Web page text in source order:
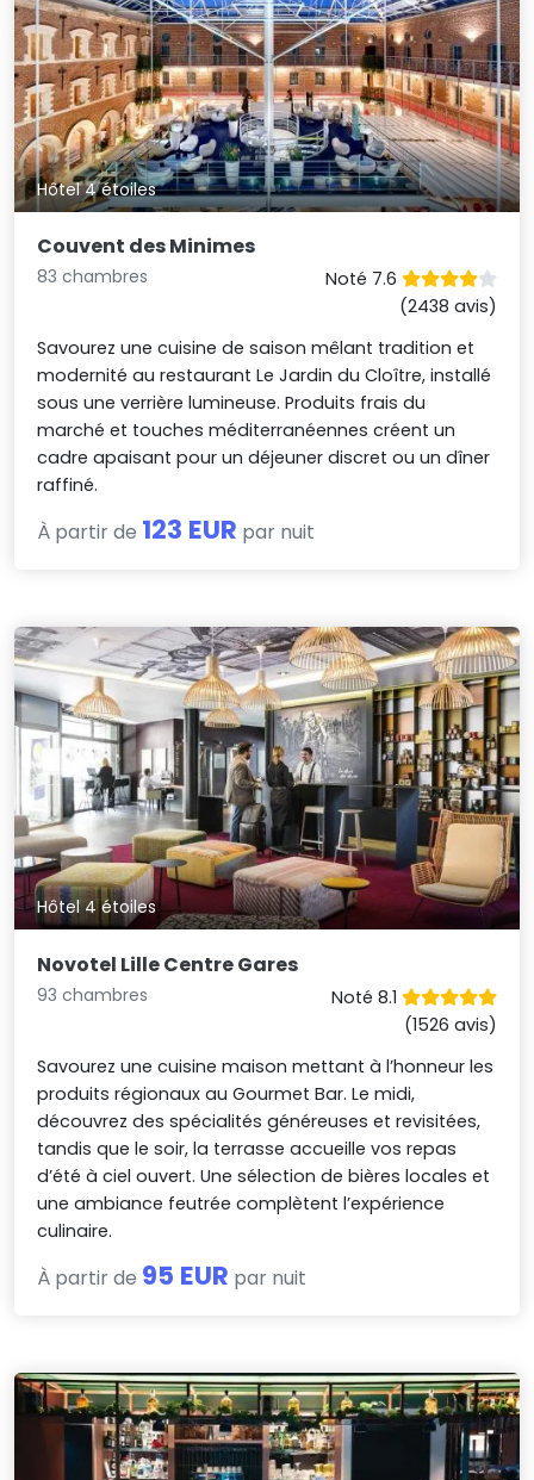
Hôtel 4 étoiles
Couvent des Minimes
83 chambres
Noté 7.6
(2438 avis)
Savourez une cuisine de saison mêlant tradition et
modernité au restaurant Le Jardin du Cloître, installé
sous une verrière lumineuse. Produits frais du
marché et touches méditerranéennes créent un
cadre apaisant pour un déjeuner discret ou un dîner
raffiné.
À partir de 123 EUR par nuit
Hôtel 4 étoiles
Novotel Lille Centre Gares
93 chambres
Noté 8.1
(1526 avis)
Savourez une cuisine maison mettant à l’honneur les
produits régionaux au Gourmet Bar. Le midi,
découvrez des spécialités généreuses et revisitées,
tandis que le soir, la terrasse accueille vos repas
d’été à ciel ouvert. Une sélection de bières locales et
une ambiance feutrée complètent l’expérience
culinaire.
À partir de 95 EUR par nuit